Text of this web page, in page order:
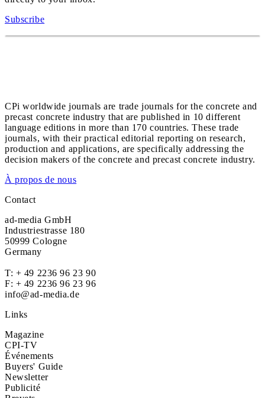
Subscribe
CPi worldwide journals are trade journals for the concrete and
precast concrete industry that are published in 10 different
language editions in more than 170 countries. These trade
journals, with their practical editorial reporting on research,
production and applications, are specifically addressing the
decision makers of the concrete and precast concrete industry.
À propos de nous
Contact
ad-media GmbH
Industriestrasse 180
50999 Cologne
Germany
T: + 49 2236 96 23 90
F: + 49 2236 96 23 96
info@ad-media.de
Links
Magazine
CPI-TV
Événements
Buyers' Guide
Newsletter
Publicité